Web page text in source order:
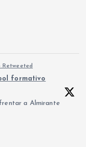
Retweeted
formativo
a Almirante